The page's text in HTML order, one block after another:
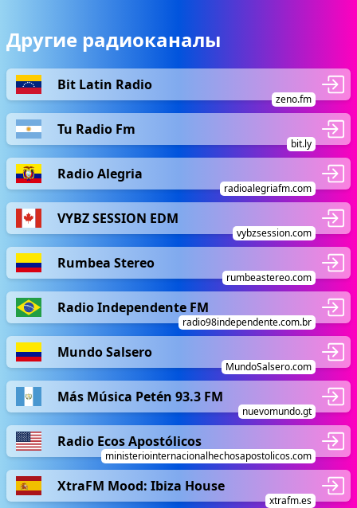
Другие радиоканалы
Bit Latin Radio
zeno.fm
Tu Radio Fm
bit.ly
Radio Alegria
radioalegriafm.com
VYBZ SESSION EDM
vybzsession.com
Rumbea Stereo
rumbeastereo.com
Radio Independente FM
radio98independente.com.br
Mundo Salsero
MundoSalsero.com
Más Música Petén 93.3 FM
nuevomundo.gt
Radio Ecos Apostólicos
ministeriointernacionalhechosapostolicos.com
XtraFM Mood: Ibiza House
xtrafm.es